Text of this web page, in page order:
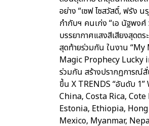
อย่าง “เซฟ ไซสวัสดิ์, ฟรัง
กำกับฯ คนเก่ง “เอ นัฐพงศ์
บรรยากาศแสงสีเสียงสุดต
สุดท้ายร่วมกัน ในงาน
Magic Prophecy Lucky
ร่วมกัน สร้างปรากฏการณ์
ขึ้น X TRENDS “อันดับ
China, Costa Rica,
Estonia, Ethiopia,
Mexico, Myanmar,